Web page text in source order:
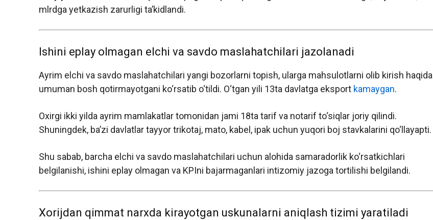
mlrdga yetkazish zarurligi ta’kidlandi.
Ishini eplay olmagan elchi va savdo maslahatchilari jazolanadi
Ayrim elchi va savdo maslahatchilari yangi bozorlarni topish, ularga mahsulotlarni olib kirish haqida
umuman bosh qotirmayotgani ko‘rsatib o‘tildi. O‘tgan yili 13ta davlatga eksport kamaygan.
Oxirgi ikki yilda ayrim mamlakatlar tomonidan jami 18ta tarif va notarif to‘siqlar joriy qilindi.
Shuningdek, ba’zi davlatlar tayyor trikotaj, mato, kabel, ipak uchun yuqori boj stavkalarini qo‘llayapti.
Shu sabab, barcha elchi va savdo maslahatchilari uchun alohida samaradorlik ko‘rsatkichlari
belgilanishi, ishini eplay olmagan va KPIni bajarmaganlari intizomiy jazoga tortilishi belgilandi.
Xorijdan qimmat narxda kirayotgan uskunalarni aniqlash tizimi yaratiladi